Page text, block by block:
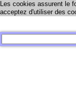
Les cookies assurent le
acceptez d'utiliser des